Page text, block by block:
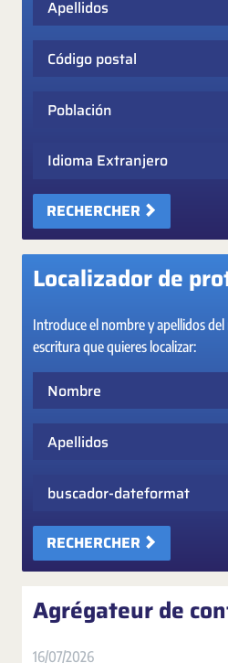
Idioma Extranjero
RECHERCHER
Localizador de
Introduce el nombre y apellidos
escritura que quieres localizar:
RECHERCHER
Agrégateur de
16/07/2026